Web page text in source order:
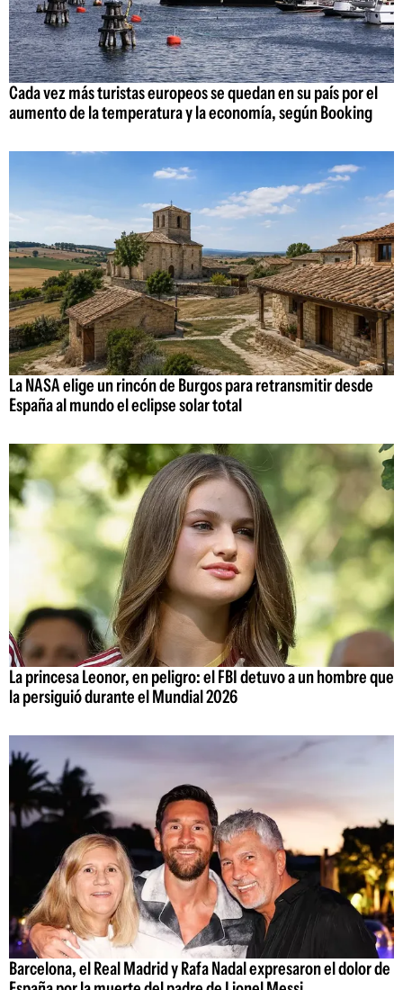
Cada vez más turistas europeos se quedan en su país por el
aumento de la temperatura y la economía, según Booking
La NASA elige un rincón de Burgos para retransmitir desde
España al mundo el eclipse solar total
La princesa Leonor, en peligro: el FBI detuvo a un hombre que
la persiguió durante el Mundial 2026
Barcelona, el Real Madrid y Rafa Nadal expresaron el dolor de